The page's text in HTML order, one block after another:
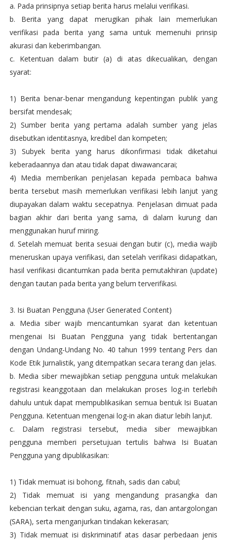
a. Pada prinsipnya setiap berita harus melalui verifikasi.
b. Berita yang dapat merugikan pihak lain memerlukan
verifikasi pada berita yang sama untuk memenuhi prinsip
akurasi dan keberimbangan.
c. Ketentuan dalam butir (a) di atas dikecualikan, dengan
syarat:
1) Berita benar-benar mengandung kepentingan publik yang
bersifat mendesak;
2) Sumber berita yang pertama adalah sumber yang jelas
disebutkan identitasnya, kredibel dan kompeten;
3) Subyek berita yang harus dikonfirmasi tidak diketahui
keberadaannya dan atau tidak dapat diwawancarai;
4) Media memberikan penjelasan kepada pembaca bahwa
berita tersebut masih memerlukan verifikasi lebih lanjut yang
diupayakan dalam waktu secepatnya. Penjelasan dimuat pada
bagian akhir dari berita yang sama, di dalam kurung dan
menggunakan huruf miring.
d. Setelah memuat berita sesuai dengan butir (c), media wajib
meneruskan upaya verifikasi, dan setelah verifikasi didapatkan,
hasil verifikasi dicantumkan pada berita pemutakhiran (update)
dengan tautan pada berita yang belum terverifikasi.
3. Isi Buatan Pengguna (User Generated Content)
a. Media siber wajib mencantumkan syarat dan ketentuan
mengenai Isi Buatan Pengguna yang tidak bertentangan
dengan Undang-Undang No. 40 tahun 1999 tentang Pers dan
Kode Etik Jurnalistik, yang ditempatkan secara terang dan jelas.
b. Media siber mewajibkan setiap pengguna untuk melakukan
registrasi keanggotaan dan melakukan proses log-in terlebih
dahulu untuk dapat mempublikasikan semua bentuk Isi Buatan
Pengguna. Ketentuan mengenai log-in akan diatur lebih lanjut.
c. Dalam registrasi tersebut, media siber mewajibkan
pengguna memberi persetujuan tertulis bahwa Isi Buatan
Pengguna yang dipublikasikan:
1) Tidak memuat isi bohong, fitnah, sadis dan cabul;
2) Tidak memuat isi yang mengandung prasangka dan
kebencian terkait dengan suku, agama, ras, dan antargolongan
(SARA), serta menganjurkan tindakan kekerasan;
3) Tidak memuat isi diskriminatif atas dasar perbedaan jenis